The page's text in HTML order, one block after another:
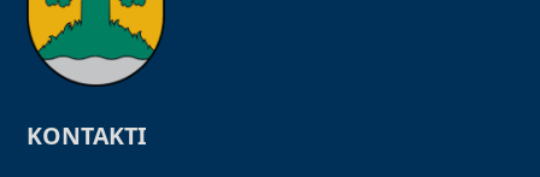
KONTAKTI